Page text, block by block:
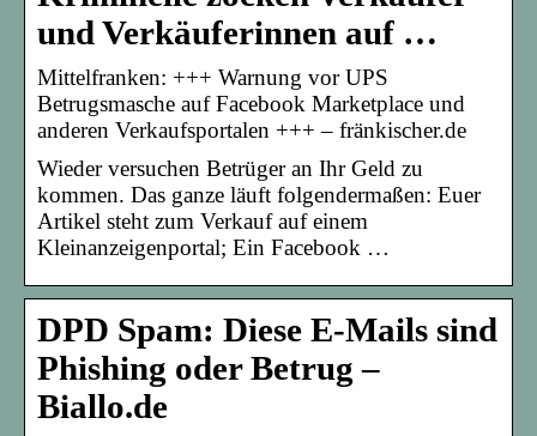
und Verkäuferinnen auf …
Mittelfranken: +++ Warnung vor UPS
Betrugsmasche auf Facebook Marketplace und
anderen Verkaufsportalen +++ – fränkischer.de
Wieder versuchen Betrüger an Ihr Geld zu
kommen. Das ganze läuft folgendermaßen: Euer
Artikel steht zum Verkauf auf einem
Kleinanzeigenportal; Ein Facebook …
DPD Spam: Diese E-Mails sind
Phishing oder Betrug –
Biallo.de